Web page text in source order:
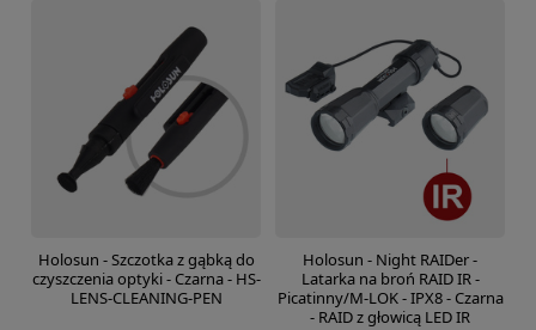
Holosun - Szczotka z gąbką do
czyszczenia optyki - Czarna - HS-
LENS-CLEANING-PEN
Holosun - Night RAIDer -
Latarka na broń RAID IR -
Picatinny/M-LOK - IPX8 - Czarna
- RAID z głowicą LED IR